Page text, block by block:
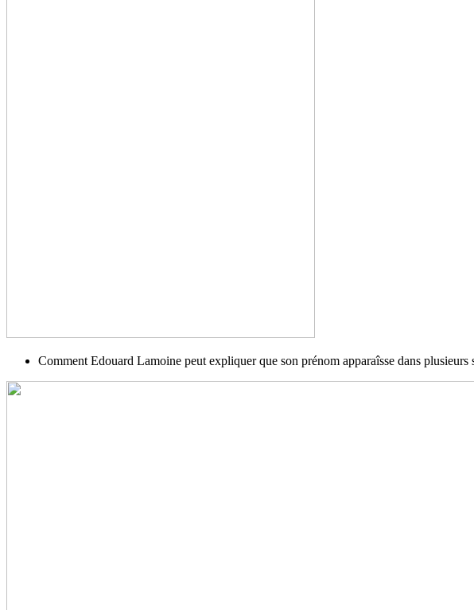
Comment Edouard Lamoine peut expliquer que son prénom apparaîsse dans